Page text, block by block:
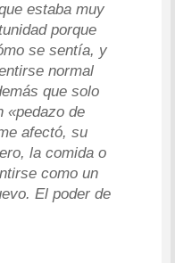
estaba muy
porque
se sentía, y
normal
que solo
«pedazo de
afectó, su
la comida o
como un
El poder de